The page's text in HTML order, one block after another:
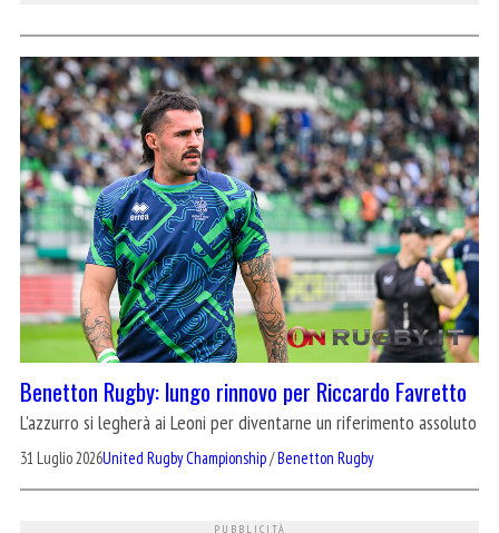
Benetton Rugby: lungo rinnovo per Riccardo Favretto
L'azzurro si legherà ai Leoni per diventarne un riferimento assoluto
31 Luglio 2026United Rugby Championship/Benetton Rugby